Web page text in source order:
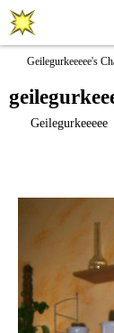
Geilegurkeeeee's
Geilegurkeeeee